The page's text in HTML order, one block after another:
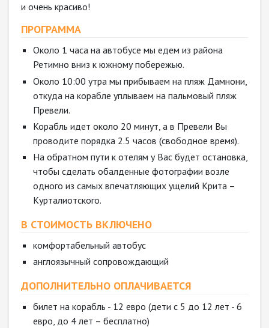
и очень красиво!
ПРОГРАММА
Около 1 часа на автобусе мы едем из района
Ретимно вниз к южному побережью.
Около 10:00 утра мы прибываем на пляж Дамнони,
откуда на корабле уплываем на пальмовый пляж
Превели.
Корабль идет около 20 минут, а в Превели Вы
проводите порядка 2.5 часов (свободное время).
На обратном пути к отелям у Вас будет остановка,
чтобы сделать обалденные фотографии возле
одного из самых впечатляющих ущелий Крита –
Курталиотского.
В СТОИМОСТЬ ВКЛЮЧЕНО
комфортабельный автобус
англоязычный сопровождающий
ДОПОЛНИТЕЛЬНО ОПЛАЧИВАЕТСЯ
билет на корабль - 12 евро (дети с 5 до 12 лет - 6
евро, до 4 лет – бесплатно)